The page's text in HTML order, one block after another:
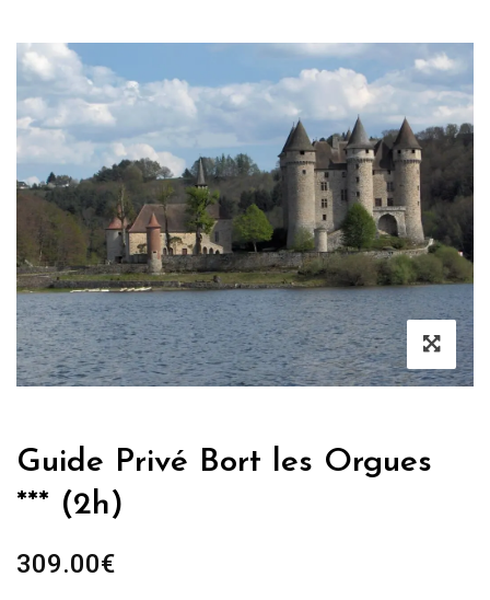
Guide Privé Bort les Orgues
*** (2h)
309.00€